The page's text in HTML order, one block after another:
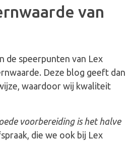
van
de speerpunten van Lex
Deze blog geeft dan
waardoor wij kwaliteit
voorbereiding is het halve
die we ook bij Lex